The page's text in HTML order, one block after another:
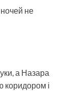
не
а Назара
коридором і